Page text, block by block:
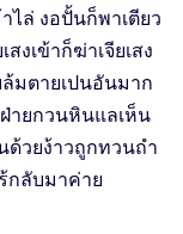
ไล่ งอปั้นก็พาเตียว
งเข้าก็ฆ่าเจียเสง
มตายเปนอันมาก
ายกวนหินแลเห็น
วยง้าวถูกทวนถำ
กลับมาค่าย